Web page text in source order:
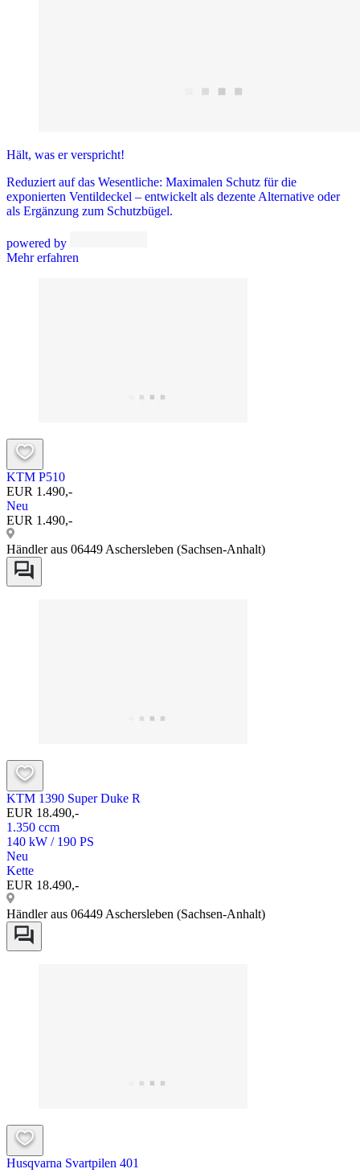
Hält, was er verspricht!
Reduziert auf das Wesentliche: Maximalen Schutz für die
exponierten Ventildeckel – entwickelt als dezente Alternative oder
als Ergänzung zum Schutzbügel.
powered by
Mehr erfahren
KTM P510
EUR 1.490,-
Neu
EUR 1.490,-
Händler aus 06449 Aschersleben (Sachsen-Anhalt)
KTM 1390 Super Duke R
EUR 18.490,-
1.350 ccm
140 kW / 190 PS
Neu
Kette
EUR 18.490,-
Händler aus 06449 Aschersleben (Sachsen-Anhalt)
Husqvarna Svartpilen 401